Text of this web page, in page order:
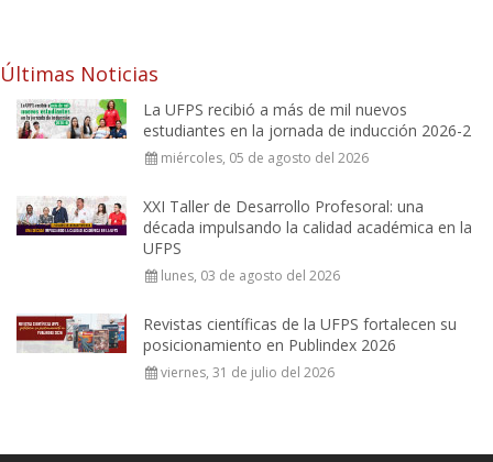
Últimas Noticias
La UFPS recibió a más de mil nuevos
estudiantes en la jornada de inducción 2026-2
miércoles, 05 de agosto del 2026
XXI Taller de Desarrollo Profesoral: una
década impulsando la calidad académica en la
UFPS
lunes, 03 de agosto del 2026
Revistas científicas de la UFPS fortalecen su
posicionamiento en Publindex 2026
viernes, 31 de julio del 2026